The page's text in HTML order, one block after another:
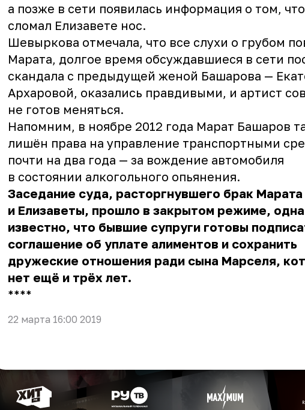
а позже в сети появилась информация о том,
сломал Елизавете нос.
Шевыркова отмечала, что все слухи о грубом
Марата, долгое время обсуждавшиеся в сети
скандала с предыдущей женой Башарова —
Архаровой, оказались правдивыми, и артист
не готов меняться.
Напомним, в ноябре 2012 года Марат Башаров
лишён права на управление транспортными
почти на два года — за вождение автомобиля
в состоянии алкогольного опьянения.
Заседание суда, расторгнувшего брак Марата
и Елизаветы, прошло в закрытом режиме,
известно, что бывшие супруги готовы
соглашение об уплате алиментов и сохранить
дружеские отношения ради сына Марселя,
нет ещё и трёх лет.
** **
22 марта 16:00 2019